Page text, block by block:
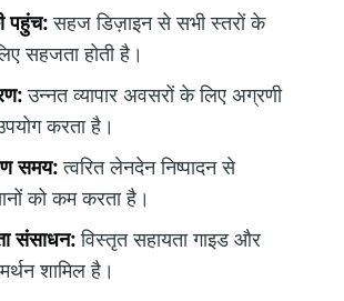
पहुंच:सहज डिज़ाइन से सभी स्तरों के
सहजता होती है।
उन्नत व्यापार अवसरों के लिए अग्रणी
करता है।
समय:त्वरित लेनदेन निष्पादन से
को कम करता है।
संसाधन:विस्तृत सहायता गाइड और
शामिल है।